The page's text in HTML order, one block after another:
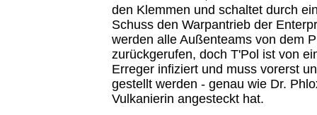
den Klemmen und schaltet durch
Schuss den Warpantrieb der
werden alle Außenteams von dem
zurückgerufen, doch T'Pol ist von
Erreger infiziert und muss vorerst
gestellt werden - genau wie Dr.
Vulkanierin angesteckt hat.